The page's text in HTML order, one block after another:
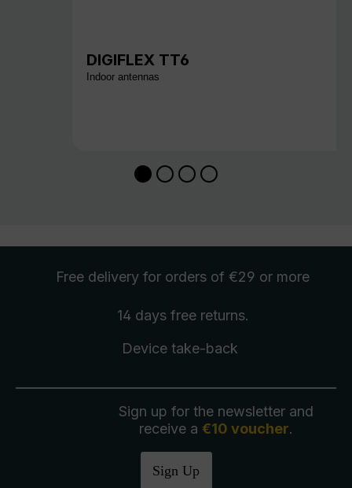
DIGIFLEX TT6
Indoor antennas
Free delivery for orders of €29 or more
14 days free returns.
Device take-back
Sign up for the newsletter and
receive a €10 voucher.
Sign Up